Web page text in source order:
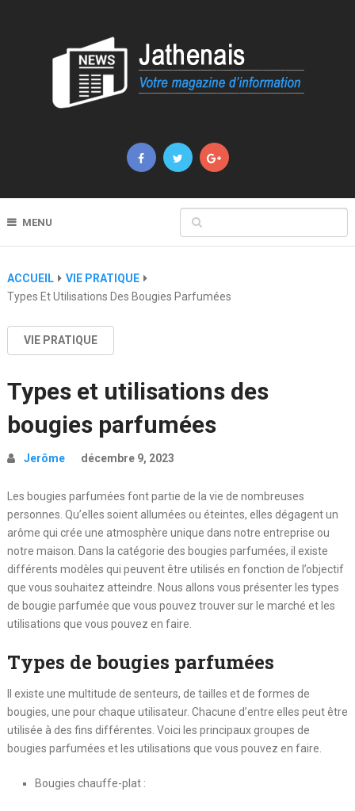
MENU
ACCUEIL
VIE PRATIQUE
Types Et Utilisations Des Bougies Parfumées
VIE PRATIQUE
Types et utilisations des
bougies parfumées
Jerôme décembre 9, 2023
Les bougies parfumées font partie de la vie de nombreuses
personnes. Qu’elles soient allumées ou éteintes, elles dégagent un
arôme qui crée une atmosphère unique dans notre entreprise ou
notre maison. Dans la catégorie des bougies parfumées, il existe
différents modèles qui peuvent être utilisés en fonction de l’objectif
que vous souhaitez atteindre. Nous allons vous présenter les types
de bougie parfumée que vous pouvez trouver sur le marché et les
utilisations que vous pouvez en faire.
Types de bougies parfumées
Il existe une multitude de senteurs, de tailles et de formes de
bougies, une pour chaque utilisateur. Chacune d’entre elles peut être
utilisée à des fins différentes. Voici les principaux groupes de
bougies parfumées et les utilisations que vous pouvez en faire.
Bougies chauffe-plat :